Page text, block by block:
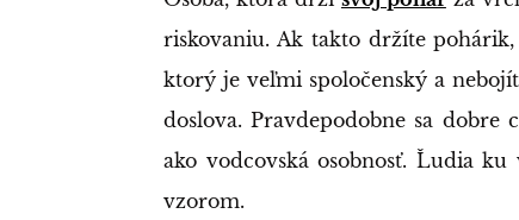
riskovaniu. Ak takto držíte
ktorý je veľmi spoločenský a
doslova. Pravdepodobne sa
ako vodcovská osobnosť. Ľudia
vzorom.